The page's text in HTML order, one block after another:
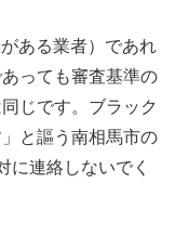
ある業者）であれ
っても審査基準の
じです。ブラック
と謳う南相馬市の
に連絡しないでく